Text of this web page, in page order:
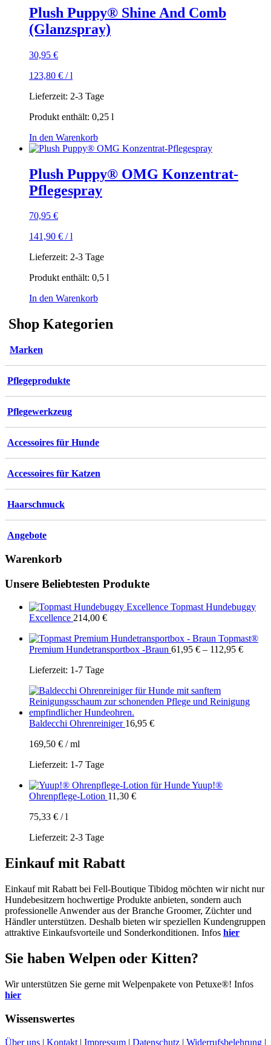
Plush Puppy® Shine And Comb
(Glanzspray)
30,95 €
123,80 € /l
Lieferzeit: 2-3 Tage
Produkt enthält: 0,25 l
In den Warenkorb
Plush Puppy® OMG Konzentrat-
Pflegespray
70,95 €
141,90 € /l
Lieferzeit: 2-3 Tage
Produkt enthält: 0,5 l
In den Warenkorb
Shop Kategorien
Marken
Pflegeprodukte
Pflegewerkzeug
Accessoires für Hunde
Accessoires für Katzen
Haarschmuck
Angebote
Warenkorb
Unsere Beliebtesten Produkte
Topmast Hundebuggy
Excellence 214,00 €
Topmast®
Premium Hundetransportbox -Braun 61,95 € – 112,95 €
Lieferzeit: 1-7 Tage
Baldecchi Ohrenreiniger 16,95 €
169,50 € /ml
Lieferzeit: 1-7 Tage
Yuup!®
Ohrenpflege-Lotion 11,30 €
75,33 € /l
Lieferzeit: 2-3 Tage
Einkauf mit Rabatt
Einkauf mit Rabatt bei Fell-Boutique Tibidog möchten wir nicht nur
Hundebesitzern hochwertige Produkte anbieten, sondern auch
professionelle Anwender aus der Branche Groomer, Züchter und
Händler unterstützen. Deshalb bieten wir speziellen Kundengruppen
attraktive Einkaufsvorteile und Sonderkonditionen. Infos hier
Sie haben Welpen oder Kitten?
Wir unterstützen Sie gerne mit Welpenpakete von Petuxe®! Infos
hier
Wissenswertes
Über uns | Kontakt | Impressum | Datenschutz | Widerrufsbelehrung |